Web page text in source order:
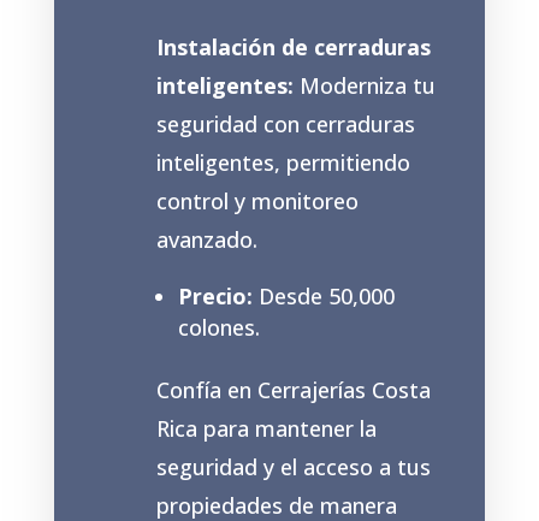
Instalación de cerraduras
inteligentes: Moderniza tu
seguridad con cerraduras
inteligentes, permitiendo
control y monitoreo
avanzado.
Precio: Desde 50,000
colones.
Confía en Cerrajerías Costa
Rica para mantener la
seguridad y el acceso a tus
propiedades de manera